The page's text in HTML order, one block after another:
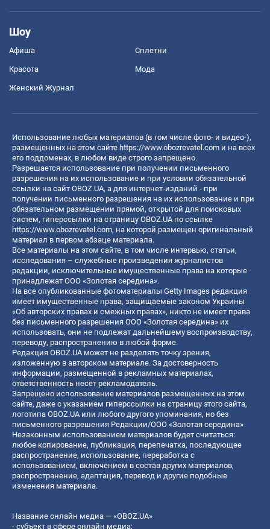
Шоу
Афиша Сплетни
Красота Мода
Женский Журнал
Использование любых материалов (в том числе фото- и видео-),
размещенных на этом сайте https://www.obozrevatel.com и на всех
его поддоменах, в любом виде строго запрещено.
Разрешается использование при получении письменного
разрешения на их использование и при условии обязательной
ссылки на сайт OBOZ.UA, а для интернет-изданий - при
получении письменного разрешения на их использование и при
обязательном размещении прямой, открытой для поисковых
систем, гиперссылки на страницу OBOZ.UA по ссылке
https://www.obozrevatel.com, на которой размещен оригинальный
материал в первом абзаце материала.
Все материалы на этом сайте, в том числе интервью, статьи,
исследования – служебные произведения журналистов
редакции, исключительные имущественные права на которые
принадлежат ООО «Золотая середина».
На все опубликованные фотоматериалы Getty Images редакция
имеет имущественные права, защищаемые законом Украины
«Об авторских правах и смежных правах», никто не имеет права
без письменного разрешения ООО «Золотая середина» их
использовать, они не подлежат дальнейшему воспроизводству,
переводу, распространению в любой форме.
Редакция OBOZ.UA может не разделять точку зрения,
изложенную в авторском материале. За достоверность
информации, размещенной в рекламных материалах,
ответственность несет рекламодатель.
Запрещено использование материалов размещенных на этом
сайте, даже с указанием гиперссылки на страницу этого сайта,
логотипа OBOZ.UA или любого другого упоминания, но без
письменного разрешения Редакции/ООО «Золотая середина»
Незаконным использованием материалов будет считаться:
любое копирование, публикация, перепечатка, последующее
распространение, использование, переработка с
использованием, включением в состав других материалов,
распространение, адаптация, перевод и другие подобные
изменения материала.
Название онлайн медиа — «OBOZ.UA»
- субъект в сфере онлайн медиа;